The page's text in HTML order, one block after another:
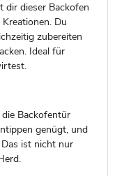
dir dieser Backofen
Du
zubereiten
Ideal für
Backofentür
genügt, und
ist nicht nur